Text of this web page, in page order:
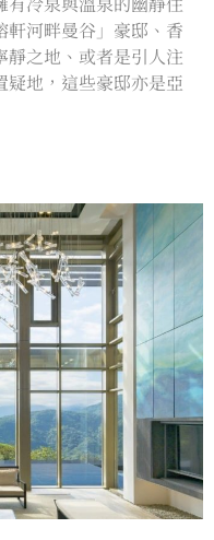
軒河畔曼谷」豪邸、香
靜之地、或者是引人注
疑地，這些豪邸亦是亞